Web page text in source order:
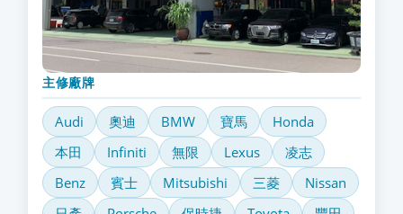
主修廠牌
Audi 奧迪 BMW 寶馬
Honda
本田
Infiniti 無限 Lexus
凌志
Benz
賓士 Mitsubishi 三菱
Nissan